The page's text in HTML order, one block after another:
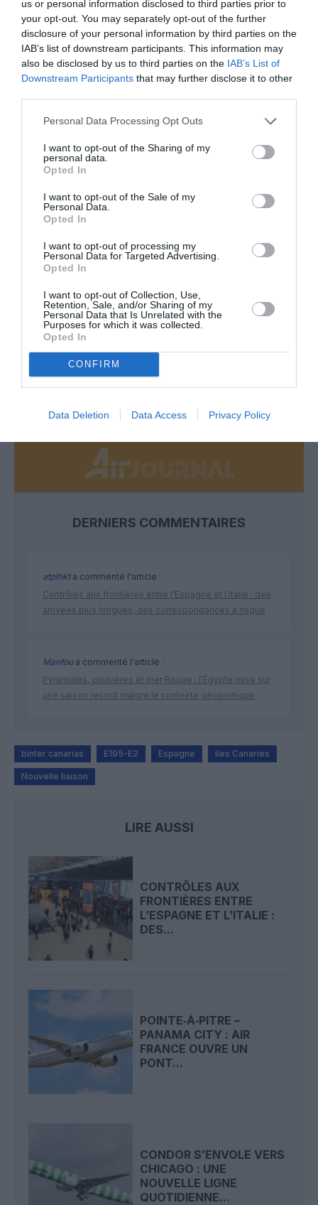
us or personal information disclosed to third parties prior to
your opt-out. You may separately opt-out of the further
disclosure of your personal information by third parties on the
IAB’s list of downstream participants. This information may
also be disclosed by us to third parties on the IAB’s List of
Downstream Participants that may further disclose it to other
Personal Data Processing Opt Outs
I want to opt-out of the Sharing of my
personal data.
Opted In
I want to opt-out of the Sale of my
Personal Data.
Opted In
I want to opt-out of processing my
Personal Data for Targeted Advertising.
Opted In
I want to opt-out of Collection, Use,
Retention, Sale, and/or Sharing of my
Personal Data that Is Unrelated with the
Purposes for which it was collected.
Opted In
CONFIRM
Data Deletion Data Access Privacy Policy
PARTAGER L'ARTICLE
Appel aux lecteurs !
Soutenez Air Journal participez
développement !
DERNIERS COMMENTAIRES
atplhkta commenté l'article :
Contrôles aux frontières entre l’Espagne et l’Italie : des
arrivées plus longues, des correspondances à risque
Manfoua commenté l'article :
Pyramides, croisières et mer Rouge : l’Égypte mise sur
une saison record malgré le contexte géopolitique
binter canarias E195-E2 Espagne iles Canaries
Nouvelle liaison
LIRE AUSSI
CONTRÔLES AUX
FRONTIÈRES ENTRE
L’ESPAGNE ET L’ITALIE :
DES...
POINTE‑À‑PITRE –
PANAMA CITY : AIR
FRANCE OUVRE UN
PONT...
CONDOR S’ENVOLE VERS
CHICAGO : UNE
NOUVELLE LIGNE
QUOTIDIENNE...